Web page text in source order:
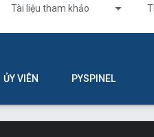
Tài liệu tham khảo
ỦY VIÊN PYSPINEL